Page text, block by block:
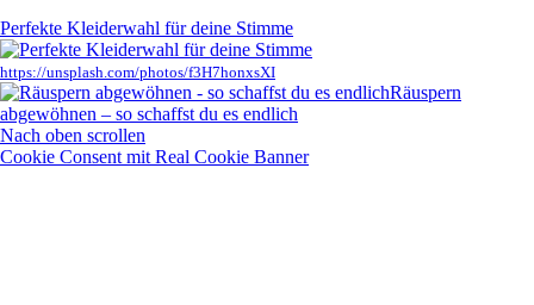
Perfekte Kleiderwahl für deine Stimme
https://unsplash.com/photos/f3H7honxsXI
Räuspern
abgewöhnen – so schaffst du es endlich
Nach oben scrollen
Cookie Consent mit Real Cookie Banner